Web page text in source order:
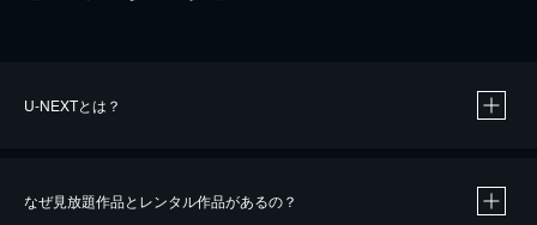
U-NEXTとは？
なぜ見放題作品とレンタル作品があるの？